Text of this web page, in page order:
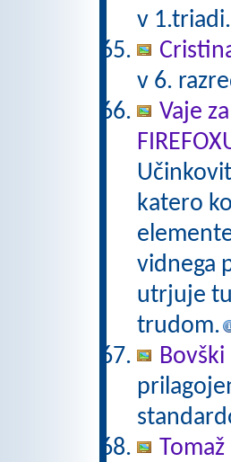
v
v 6.
Vaje
katero
vidnega
utrjuje
trudom.